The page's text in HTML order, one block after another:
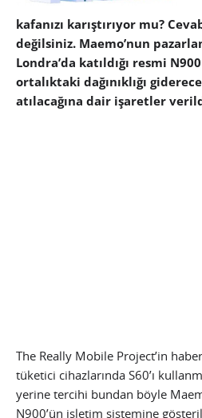
kafanızı karıştırıyor mu?
değilsiniz. Maemo’nun
Londra’da katıldığı resmi
ortalıktaki dağınıklığı
atılacağına dair işaretler
The Really Mobile Project’in
tüketici cihazlarında S60’ı
yerine tercihi bundan böyle
N900’ün işletim sistemine